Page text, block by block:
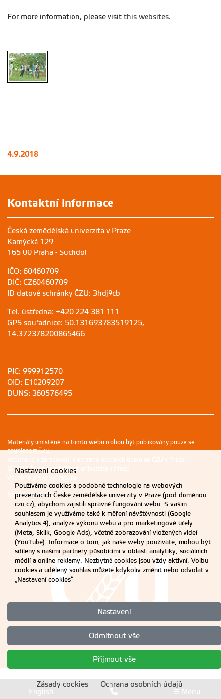
For more information, please visit this websites.
4.9.2018
Kontaktní informace
Česká zemědělská univerzita v Praze
Kamýcká 129
165 00 Praha - Suchdol
IČO: 60460709
DIČ: CZ60460709
ID datové schránky ČZU: 3hdj9cb
Tel. ústředna: +420 224 381 111
GPS souřadnice: 50.131693783519125,
14.372378200865466
PIC: 999912570
OID: E10209207
DUNS: 360576495
Materiály umístěné na tomto webu mohou být publikovány pouze se
souhlasem ČZU.
Informace o zpracování a ochraně osobních údajů na ČZU v Praze.
© 2026 Česká zemědělská univerzita v Praze
Všechna práva vyhrazena
Nastavení cookies
English ☰ Menu
Nastavení cookies
Používáme cookies a podobné technologie na webových
prezentacích České zemědělské univerzity v Praze (pod doménou
czu.cz), abychom zajistili správné fungování webu. S vaším
souhlasem je využíváme také k měření návštěvnosti (Google
Analytics 4), analýze výkonu webu a pro marketingové účely
(Meta, Sklik, Google Ads), včetně zobrazování vložených videí
(YouTube). Informace o tom, jak naše weby používáte, mohou být
sdíleny s našimi partnery působícími v oblasti analytiky, sociálních
médií a online reklamy. Nezbytné cookies jsou vždy aktivní. Volbu
cookies a udělený souhlas můžete kdykoliv změnit nebo odvolat v
„Nastavení cookies“.
Nastavení
Odmítnout vše
Přijmout vše
Zásady cookies Ochrana osobních údajů